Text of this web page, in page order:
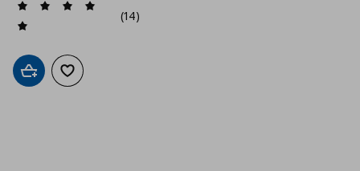
(14)
Добави в кошницата
Добави към списъка с любими